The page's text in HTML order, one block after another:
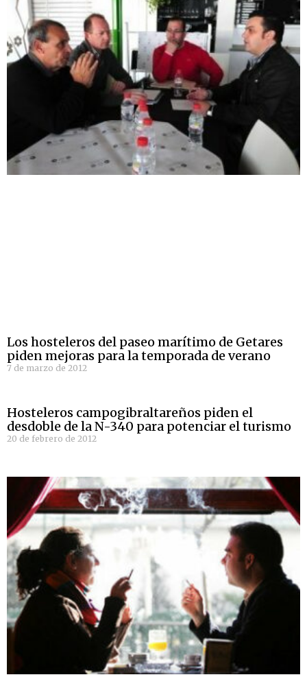
Los hosteleros del paseo marítimo de Getares
piden mejoras para la temporada de verano
7 de marzo de 2012
Hosteleros campogibraltareños piden el
desdoble de la N-340 para potenciar el turismo
20 de febrero de 2012